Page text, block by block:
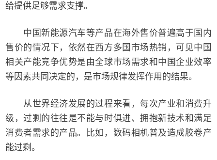
给提供足够需求支撑。
中国新能源汽车等产品在海外售价普遍高于国内
售价的情况下，依然在西方多国市场热销，可见中国
相关产能竞争优势是由全球市场需求和中国企业效率
等因素共同决定的，是市场规律发挥作用的结果。
从世界经济发展的过程来看，每次产业和消费升
级，过剩的往往是不能与时俱进、拥抱新技术和满足
消费者需求的产品。比如，数码相机普及造成胶卷产
能过剩。